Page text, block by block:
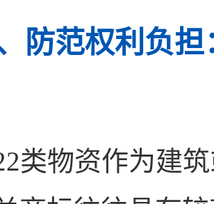
防范权利负
类物资作为建